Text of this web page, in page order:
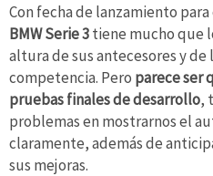
Con fecha de lanzamiento para
BMW Serie 3tiene mucho que
altura de sus antecesores y
competencia. Pero parece ser
pruebas finales de desarrollo,
problemas en mostrarnos el
claramente, además de
sus mejoras.